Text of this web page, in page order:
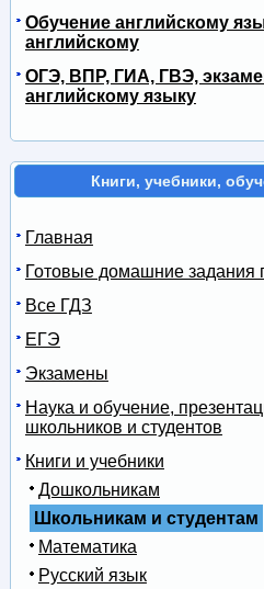
Обучение английскому
английскому
ОГЭ, ВПР, ГИА, ГВЭ,
английскому языку
Книги, учебники,
Главная
Готовые домашние задания
Все ГДЗ
ЕГЭ
Экзамены
Наука и обучение,
школьников и студентов
Книги и учебники
Дошкольникам
Школьникам и студентам
Математика
Русский язык